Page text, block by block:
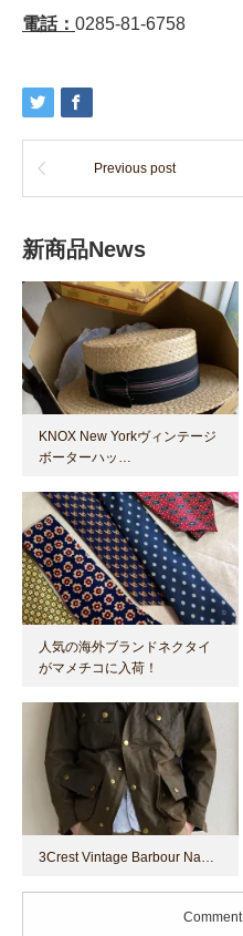
電話： 0285-81-6758
Previous post
新商品News
KNOX New Yorkヴィンテージ
ボーターハッ…
人気の海外ブランドネクタイ
がマメチコに入荷！
3Crest Vintage Barbour Na…